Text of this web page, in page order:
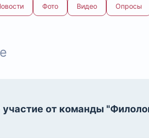
Фото Видео Опросы
участие от команды